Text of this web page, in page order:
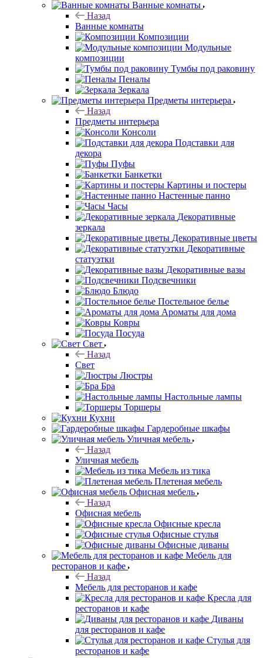
Ванные комнаты
Назад
Ванные комнаты
Композиции
Модульные
композиции
Тумбы под раковину
Пеналы
Зеркала
Предметы интерьера
Назад
Предметы интерьера
Консоли
Подставки для
декора
Пуфы
Банкетки
Картины и постеры
Настенные панно
Часы
Декоративные
зеркала
Декоративные цветы
Декоративные
статуэтки
Декоративные вазы
Подсвечники
Блюдо
Постельное белье
Ароматы для дома
Ковры
Посуда
Свет
Назад
Свет
Люстры
Бра
Настольные лампы
Торшеры
Кухни
Гардеробные шкафы
Уличная мебель
Назад
Уличная мебель
Мебель из тика
Плетеная мебель
Офисная мебель
Назад
Офисная мебель
Офисные кресла
Офисные стулья
Офисные диваны
Мебель для
ресторанов и кафе
Назад
Мебель для ресторанов и кафе
Кресла для
ресторанов и кафе
Диваны
для ресторанов и кафе
Стулья для
ресторанов и кафе